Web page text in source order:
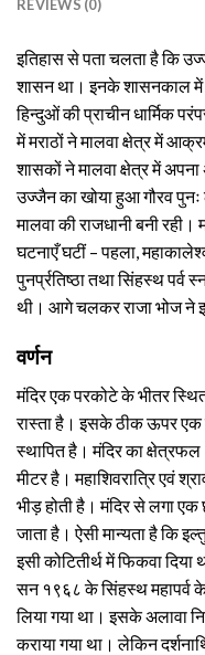
REVIEWS (0)
इतिहास से पता चलता है कि
शासन था। इनके शासनकाल में
हिन्दुओं की प्राचीन धार्मिक
में मराठों ने मालवा क्षेत्र में
शासकों ने मालवा क्षेत्र में
उज्जैन का खोया हुआ गौरव
मालवा की राजधानी बनी रही।
घटनाएँ घटीं – पहला,
पुनर्प्रतिष्ठा तथा सिंहस्थ पर्व
थी। आगे चलकर राजा भोज ने
वर्णन
मंदिर एक परकोटे के भीतर
रास्ता है। इसके ठीक ऊपर एक
स्थापित है। मंदिर का
मीटर है। महाशिवरात्रि एवं
भीड़ होती है। मंदिर से लगा
जाता है। ऐसी मान्यता है कि
इसी कोटितीर्थ में फिकवा दिया
सन १९६८ के सिंहस्थ महापर्व के
लिया गया था। इसके अलावा
कराया गया था। लेकिन